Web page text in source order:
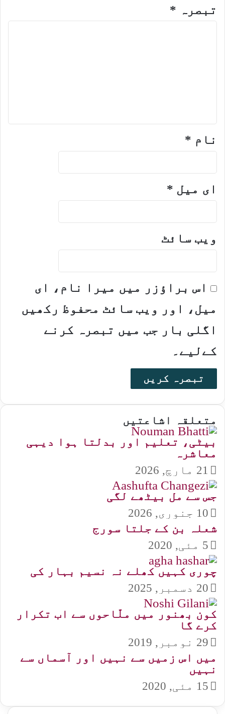
تبصرہ *
نام *
ای میل *
ویب‌ سائٹ
اس براؤزر میں میرا نام، ای
میل، اور ویب سائٹ محفوظ رکھیں
اگلی بار جب میں تبصرہ کرنے
کےلیے۔
متعلقہ اشاعتیں
بیٹی، تعلیم اور بدلتا ہوا دیہی
معاشرہ
21 مارچ, 2026
جس سے مل بیٹھے لگی
10 جنوری, 2026
شعلہ بن کے جلتا سورج
5 مئی, 2020
چوری کہیں کھلے نہ نسیم بہار کی
20 دسمبر, 2025
کون بھنور میں ملّاحوں سے اب تکرار
کرے گا
29 نومبر, 2019
میں اس زمیں سے نہیں اور آسماں سے
نہیں
15 مئی, 2020